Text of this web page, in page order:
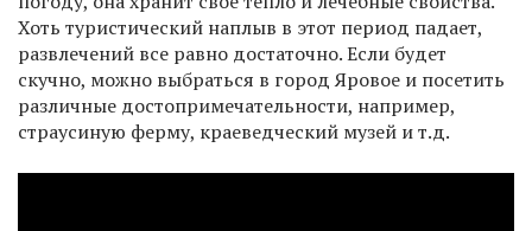
Хоть туристический наплыв в этот период падает,
развлечений все равно достаточно. Если будет
скучно, можно выбраться в город Яровое и посетить
различные достопримечательности, например,
страусиную ферму, краеведческий музей и т.д.